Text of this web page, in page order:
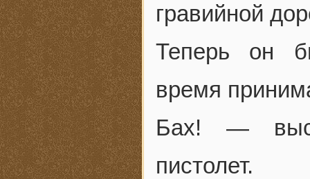
гравийной
Теперь он
время
Бах! —
пистолет.